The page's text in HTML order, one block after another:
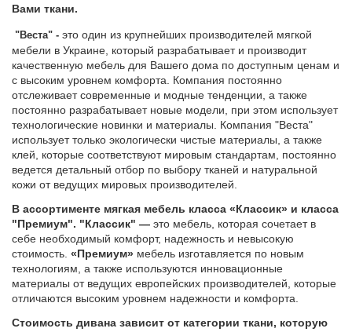
Вами ткани.
"Веста" - это один из крупнейших производителей мягкой
мебели в Украине, который разрабатывает и производит
качественную мебель для Вашего дома по доступным ценам и
с высоким уровнем комфорта. Компания постоянно
отслеживает современные и модные тенденции, а также
постоянно разрабатывает новые модели, при этом использует
технологические новинки и материалы. Компания "Веста"
использует только экологически чистые материалы, а также
клей, которые соответствуют мировым стандартам, постоянно
ведется детальный отбор по выбору тканей и натуральной
кожи от ведущих мировых производителей.
В ассортименте мягкая мебель класса «Классик» и класса
"Премиум". "Классик" — это мебель, которая сочетает в
себе необходимый комфорт, надежность и невысокую
стоимость. «Премиум» мебель изготавляется по новым
технологиям, а также используются инновационные
материалы от ведущих европейских производителей,
которые
отличаются высоким уровнем надежности и комфорта.
Стоимость дивана зависит от категории ткани, которую